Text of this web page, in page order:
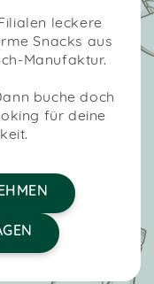
leckere
Snacks aus
Manufaktur.
buche doch
für deine